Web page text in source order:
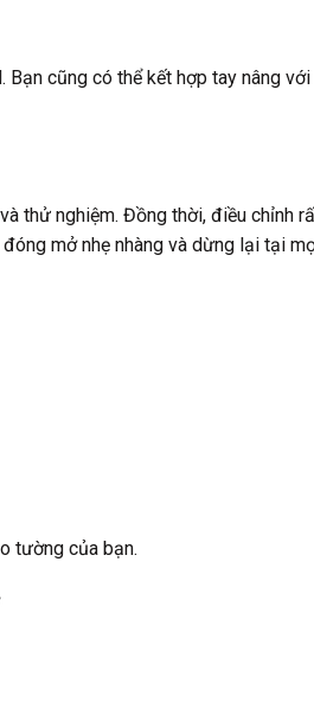
cũng có thể kết hợp tay nâng
thử nghiệm. Đồng thời, điều chỉnh
mở nhẹ nhàng và dừng lại tại
tường của bạn.